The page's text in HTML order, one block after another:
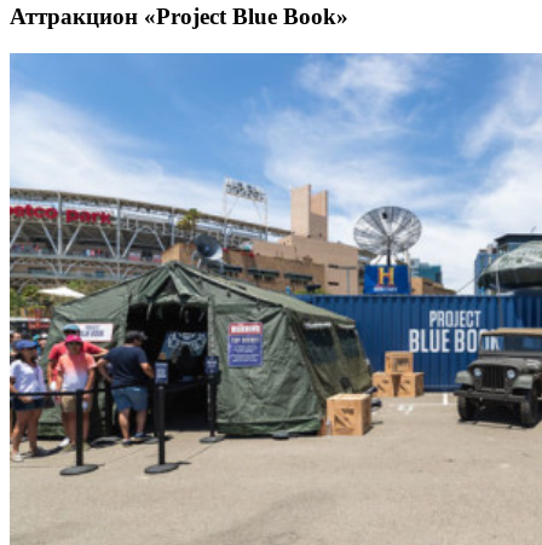
Аттракцион «Project Blue Book»